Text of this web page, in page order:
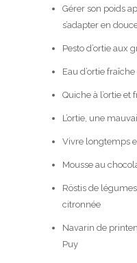
Gérer son poids
s’adapter en
Pesto d’ortie aux
Eau d’ortie
Quiche à l’ortie
L’ortie, une
Vivre longtemps
Mousse au
Röstis de
citronnée
Navarin de
Puy